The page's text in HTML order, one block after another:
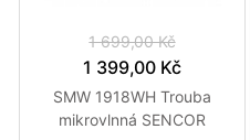
1 699,00 Kč
1 399,00 Kč
SMW 1918WH Trouba
mikrovlnná SENCOR